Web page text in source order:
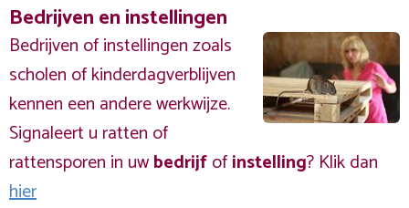
Bedrijven en instellingen
Bedrijven of instellingen zoals
scholen of kinderdagverblijven
kennen een andere werkwijze.
Signaleert u ratten of
rattensporen in uwbedrijfofinstelling? Klik dan
hier